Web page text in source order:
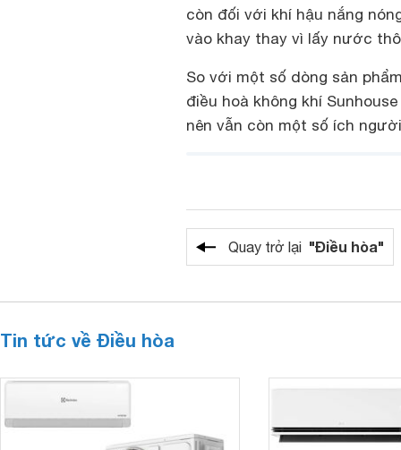
còn đối với khí hậu nắng
vào khay thay vì lấy nước
So với một số dòng sản
điều hoà không khí Sunhouse
nên vẫn còn một số ích
Quay trở lại "Điều hòa"
Tin tức về Điều hòa